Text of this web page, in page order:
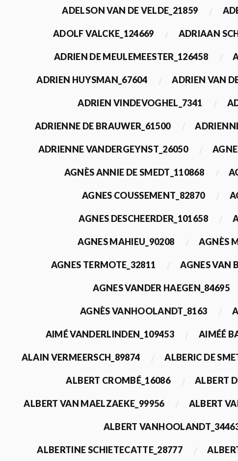
ADELSON VAN DE VELDE_21859
ADOLF VALCKE_124669 ADRIAAN
ADRIEN DE MEULEMEESTER_126458
ADRIEN HUYSMAN_67604 ADRIEN VAN
ADRIEN VINDEVOGHEL_7341
ADRIENNE DE BRAUWER_61500
ADRIENNE VANDERGEYNST_26050
AGNÈS ANNIE DE SMEDT_110868
AGNES COUSSEMENT_82870
AGNES DESCHEERDER_101658
AGNES MAHIEU_90208 AGNÈS
AGNES TERMOTE_32811 AGNES VAN
AGNES VANDER HAEGEN_84695
AGNÈS VANHOOLANDT_8163
AIMÉ VANDERLINDEN_109453 AIMÉÉ
ALAIN VERMEERSCH_89874 ALBERIC DE
ALBERT CROMBÉ_16086 ALBERT
ALBERT VAN MAELZAEKE_99956 ALBERT
ALBERT
ALBERTINE SCHIETECATTE_28777